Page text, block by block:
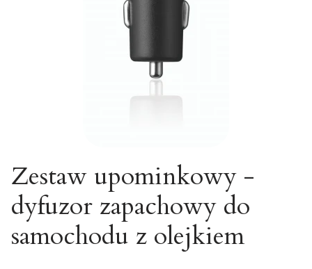
Zestaw upominkowy -
dyfuzor zapachowy do
samochodu z olejkiem